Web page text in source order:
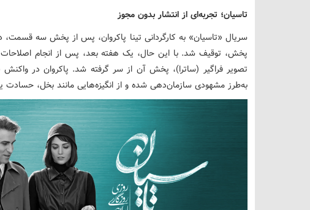
تاسیان؛ تجربه‌ای از انتشار بدون مجوز
پخش، توقیف شد. با این حال، یک هفته بعد، پس از انجام
تصویر فراگیر (ساترا)، پخش آن از سر گرفته شد. پاکروان در
به‌طرز مشهودی سازمان‌دهی شده و از انگیزه‌هایی مانند بخل،